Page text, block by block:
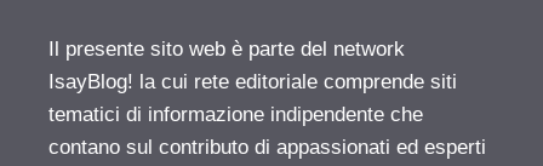
Il presente sito web è parte del network
IsayBlog! la cui rete editoriale comprende siti
tematici di informazione indipendente che
contano sul contributo di appassionati ed esperti